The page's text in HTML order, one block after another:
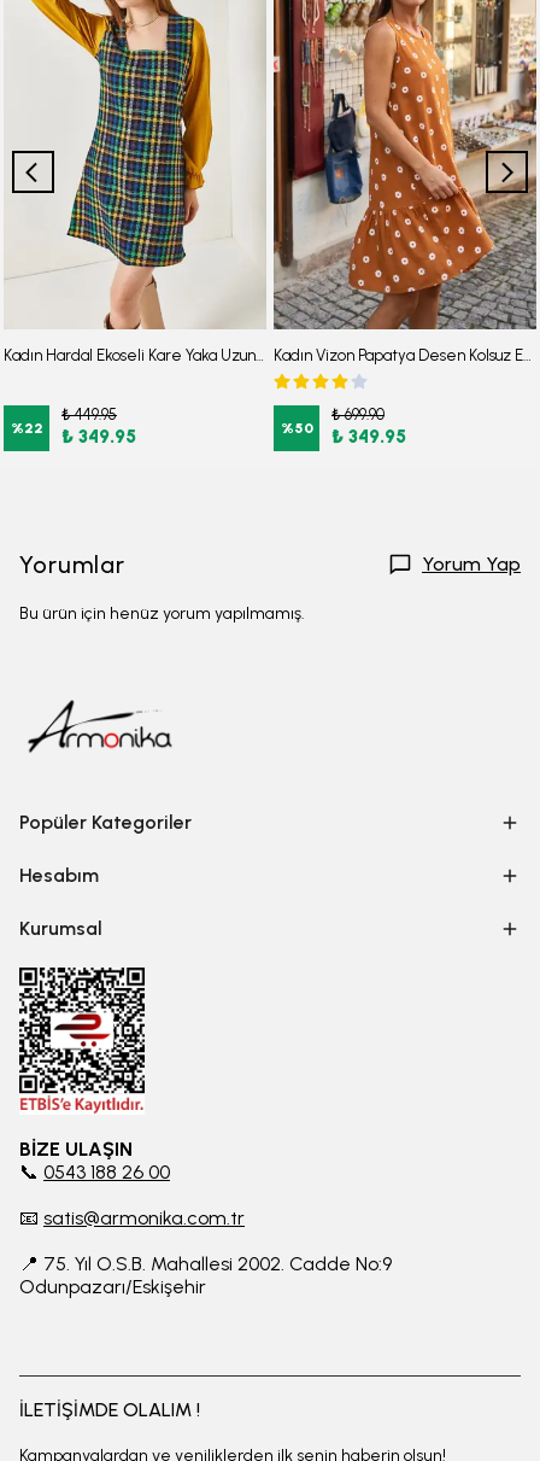
Kadın Hardal Ekoseli Kare Yaka Uzun Kol Elbise ARM-22Y001182
%22
₺ 449.95
₺ 349.95
Kadın Vizon Papatya Desen Kolsuz Eteği Fırfırlı Elbise ARM-22Y001123
%50
₺ 699.90
₺ 349.95
Yorumlar Yorum Yap
Bu ürün için henüz yorum yapılmamış.
Popüler Kategoriler
Hesabım
Kurumsal
BİZE ULAŞIN
📞 0543 188 26 00
📧 satis@armonika.com.tr
📍 75. Yıl O.S.B. Mahallesi 2002. Cadde No:9
Odunpazarı/Eskişehir
İLETİŞİMDE OLALIM !
Kampanyalardan ve yeniliklerden ilk senin haberin olsun!